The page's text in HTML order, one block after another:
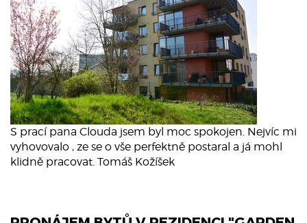
S prací pana Clouda jsem byl moc spokojen. Nejvíc mi
vyhovovalo , ze se o vše perfektně postaral a já mohl
klidně pracovat. Tomáš Kožíšek